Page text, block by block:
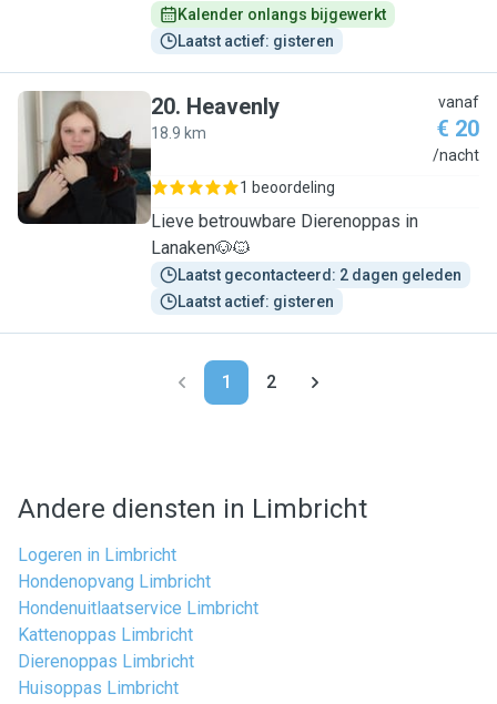
Kalender onlangs bijgewerkt
Laatst actief: gisteren
H
20. Heavenly
18.9 km
vanaf
€ 20
/nacht
1 beoordeling
Lieve betrouwbare Dierenoppas in
Lanaken🐶🐱
Laatst gecontacteerd: 2 dagen geleden
Laatst actief: gisteren
1 2
Andere diensten in Limbricht
Logeren in Limbricht
Hondenopvang Limbricht
Hondenuitlaatservice Limbricht
Kattenoppas Limbricht
Dierenoppas Limbricht
Huisoppas Limbricht